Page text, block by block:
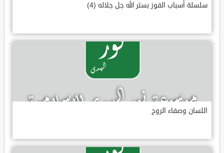
سلسلة أسباب الفوز بستر الله جل جلاله (4)
اللسان وصفاء الروح